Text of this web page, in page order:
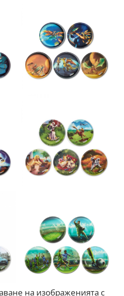
на изображенията с